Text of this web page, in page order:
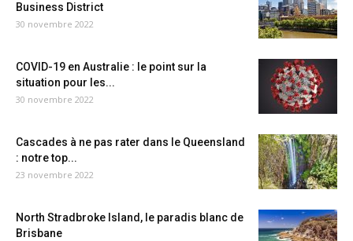
Business District
30 novembre 2022
COVID-19 en Australie : le point sur la
situation pour les...
30 novembre 2022
Cascades à ne pas rater dans le Queensland
: notre top...
23 novembre 2022
North Stradbroke Island, le paradis blanc de
Brisbane